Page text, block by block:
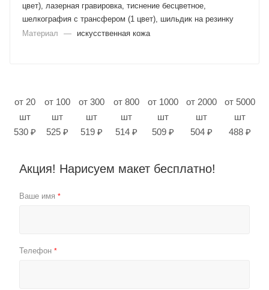
цвет), лазерная гравировка, тиснение бесцветное,
шелкография с трансфером (1 цвет), шильдик на резинку
Материал
— искусственная кожа
от 20
шт
530 ₽
от 100
шт
525 ₽
от 300
шт
519 ₽
от 800
шт
514 ₽
от 1000
шт
509 ₽
от 2000
шт
504 ₽
от 5000
шт
488 ₽
Акция! Нарисуем макет бесплатно!
Ваше имя *
Телефон *